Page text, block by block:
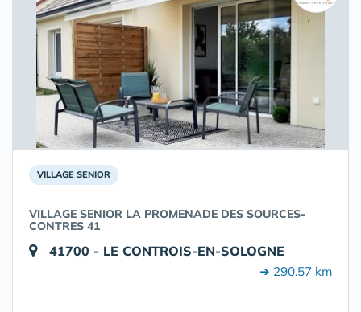
VILLAGE SENIOR
VILLAGE SENIOR LA PROMENADE DES SOURCES-
CONTRES 41
41700 - LE CONTROIS-EN-SOLOGNE
➔ 290.57 km